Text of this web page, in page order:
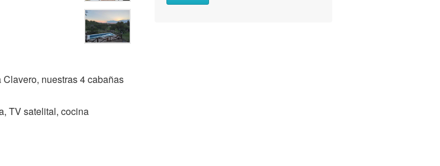
nuestras 4 cabañas
TV satelital, cocina